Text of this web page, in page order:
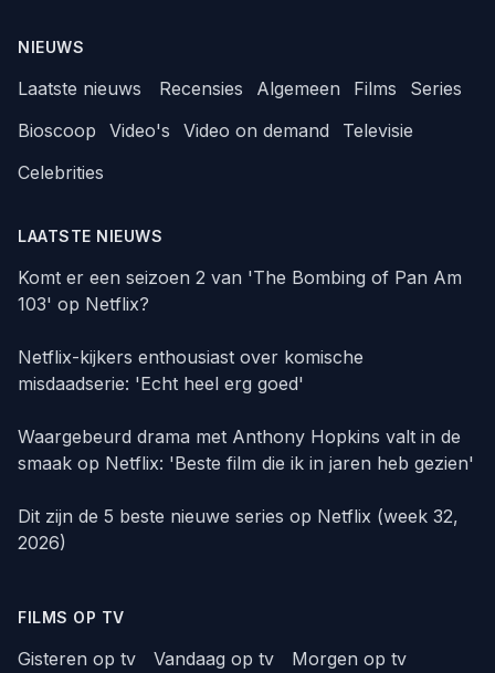
NIEUWS
Laatste nieuws Recensies Algemeen Films
Series
Bioscoop
Video's Video on demand
Televisie
Celebrities
LAATSTE NIEUWS
Komt er een seizoen 2 van 'The Bombing of Pan Am
103' op Netflix?
Netflix-kijkers enthousiast over komische
misdaadserie: 'Echt heel erg goed'
Waargebeurd drama met Anthony Hopkins valt in de
smaak op Netflix: 'Beste film die ik in jaren heb gezien'
Dit zijn de 5 beste nieuwe series op Netflix (week 32,
2026)
FILMS OP TV
Gisteren op tv Vandaag op tv
Morgen op tv